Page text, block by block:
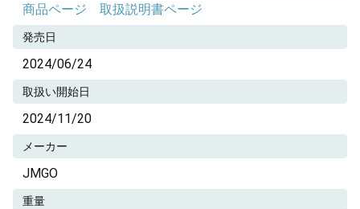
商品ページ 取扱説明書ページ
発売日
2024/06/24
取扱い開始日
2024/11/20
メーカー
JMGO
重量